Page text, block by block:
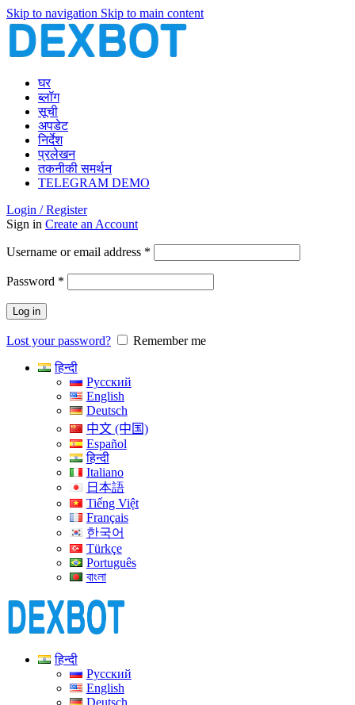
Skip to navigation Skip to main content
घर
ब्लॉग
सूची
अपडेट
निर्देश
प्रलेखन
तकनीकी समर्थन
TELEGRAM DEMO
Login / Register
Sign in Create an Account
Username or email address *
Password *
Log in
Lost your password?
Remember me
हिन्दी
Русский
English
Deutsch
中文 (中国)
Español
हिन्दी
Italiano
日本語
Tiếng Việt
Français
한국어
Türkçe
Português
বাংলা
हिन्दी
Русский
English
Deutsch